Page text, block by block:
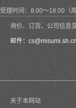
受理时间：8:00～18:00（
询价、订货、公司信息
邮件： cs@misumi.sh.cn
关于本网站